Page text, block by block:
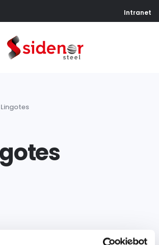
Intranet
Lingotes